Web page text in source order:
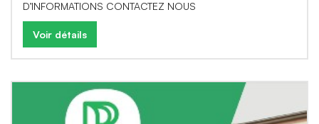
D’INFORMATIONS CONTACTEZ NOUS
Voir détails